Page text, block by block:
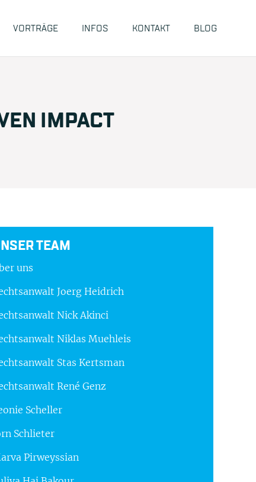
VORTRÄGE INFOS KONTAKT BLOG
IMPACT
TEAM
uns
Joerg Heidrich
Nick Akinci
Niklas Muehleis
Stas Kertsman
René Genz
Scheller
Schlieter
Pirweyssian